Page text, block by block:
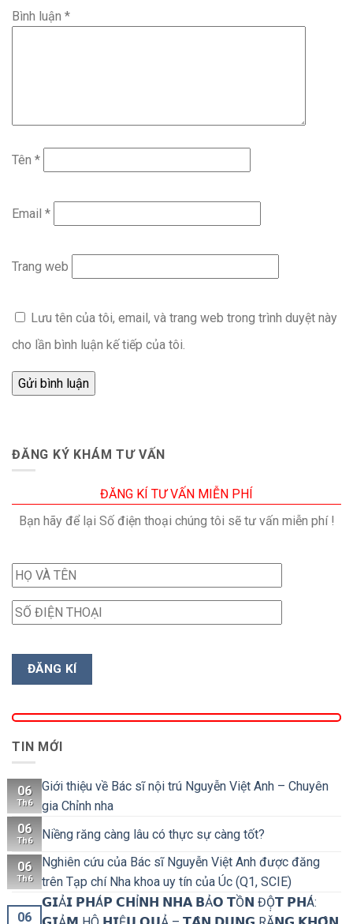
Bình luận *
Tên *
Email *
Trang web
Lưu tên của tôi, email, và trang web trong trình duyệt này
cho lần bình luận kế tiếp của tôi.
ĐĂNG KÝ KHÁM TƯ VẤN
ĐĂNG KÍ TƯ VẤN MIỄN PHÍ
Bạn hãy để lại Số điện thoại chúng tôi sẽ tư vấn miễn phí !
TIN MỚI
06
Th6
Giới thiệu về Bác sĩ nội trú Nguyễn Việt Anh – Chuyên
gia Chỉnh nha
06
Th6 Niềng răng càng lâu có thực sự càng tốt?
06
Th6
Nghiên cứu của Bác sĩ Nguyễn Việt Anh được đăng
trên Tạp chí Nha khoa uy tín của Úc (Q1, SCIE)
06
𝗚𝗜Ả𝗜 𝗣𝗛Á𝗣 𝗖𝗛Ỉ𝗡𝗛 𝗡𝗛𝗔 𝗕Ả𝗢 𝗧Ồ𝗡 ĐỘ̣𝗧 𝗣𝗛Á: